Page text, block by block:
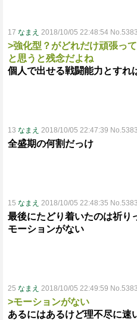
17 なまえ 2018/10/05 22:48:54
>強化型？がどれだけ頑張っ
と思うと残念だよね
個人で出せる戦闘能力とす
13 なまえ 2018/10/05 22:47:39
全盛期の何割だっけ
15 なまえ 2018/10/05 22:48:35
最後にたどり着いたのは祈り
モーションがない
25 なまえ 2018/10/05 22:49:59
>モーションがない
あるにはあるけど理不尽に速